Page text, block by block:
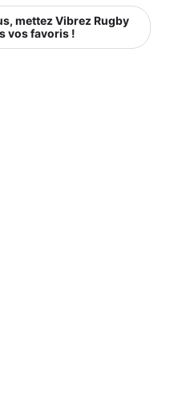
mettez Vibrez Rugby
vos favoris !